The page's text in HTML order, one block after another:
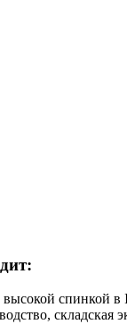
высокой спинкой в
складская